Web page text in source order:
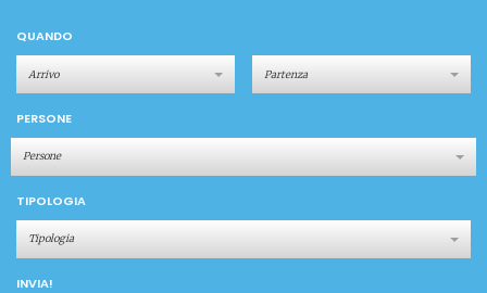
QUANDO
PERSONE
Persone
TIPOLOGIA
Tipologia
INVIA!